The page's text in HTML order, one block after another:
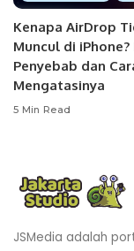
Kenapa AirDrop
Muncul di iPhone?
Penyebab dan
Mengatasinya
5 Min Read
JSMedia adalah